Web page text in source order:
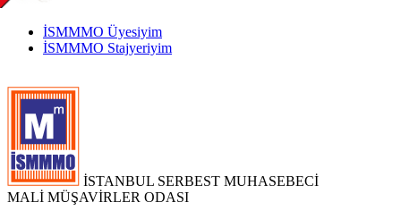
İSMMMO Üyesiyim
İSMMMO Stajyeriyim
İSTANBUL SERBEST MUHASEBECİ
MALİ MÜŞAVİRLER ODASI